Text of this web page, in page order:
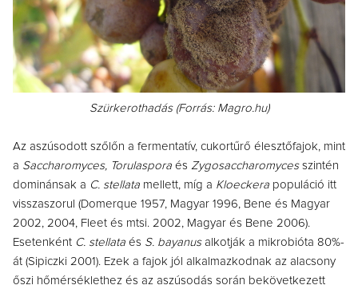
Szürkerothadás (Forrás: Magro.hu)
Az aszúsodott szőlőn a fermentatív, cukortűrő élesztőfajok, mint
a Saccharomyces, Torulaspora és Zygosaccharomycesszintén
dominánsak a C. stellata mellett, míg a Kloeckera populáció itt
visszaszorul (Domerque 1957, Magyar 1996, Bene és Magyar
2002, 2004, Fleet és mtsi. 2002, Magyar és Bene 2006).
Esetenként C. stellata és S. bayanusalkotják a mikrobióta 80%-
át (Sipiczki 2001). Ezek a fajok jól alkalmazkodnak az alacsony
őszi hőmérséklethez és az aszúsodás során bekövetkezett